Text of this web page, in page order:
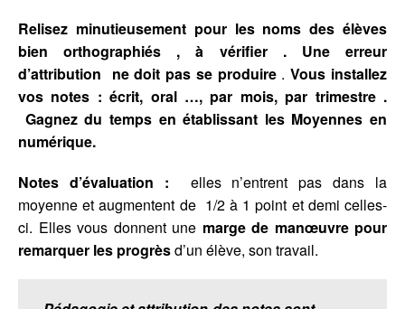
Relisez minutieusement pour les noms des élèves
bien orthographiés , à vérifier .
Une erreur
d’attribution ne doit pas se produire .Vous installez
vos notes : écrit, oral …, par mois, par trimestre .
Gagnez du temps en établissant les Moyennes en
numérique.
Notes d’évaluation :
elles n’entrent pas dans la
moyenne et augmentent de 1/2 à 1 point et demi celles-
ci. Elles vous donnent une marge de manœuvre pour
remarquer les progrèsd’un élève, son travail.